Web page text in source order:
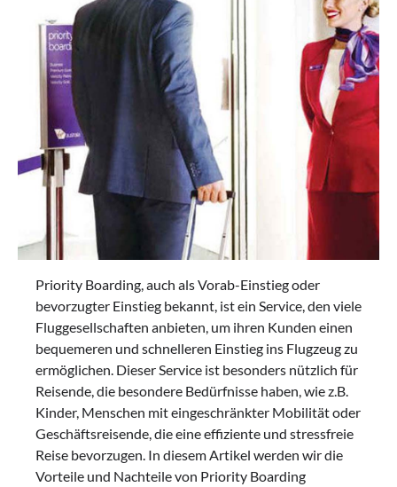
Priority Boarding, auch als Vorab-Einstieg oder
bevorzugter Einstieg bekannt, ist ein Service, den viele
Fluggesellschaften anbieten, um ihren Kunden einen
bequemeren und schnelleren Einstieg ins Flugzeug zu
ermöglichen. Dieser Service ist besonders nützlich für
Reisende, die besondere Bedürfnisse haben, wie z.B.
Kinder, Menschen mit eingeschränkter Mobilität oder
Geschäftsreisende, die eine effiziente und stressfreie
Reise bevorzugen. In diesem Artikel werden wir die
Vorteile und Nachteile von Priority Boarding